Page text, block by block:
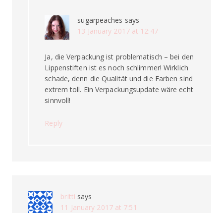
sugarpeaches says
13 January 2017 at 12:47
Ja, die Verpackung ist problematisch – bei den
Lippenstiften ist es noch schlimmer! Wirklich
schade, denn die Qualität und die Farben sind
extrem toll. Ein Verpackungsupdate wäre echt
sinnvoll!
Reply
britti says
11 January 2017 at 7:51